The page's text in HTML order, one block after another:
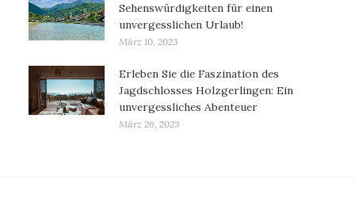
Sehenswürdigkeiten für einen
unvergesslichen Urlaub!
März 10, 2023
Erleben Sie die Faszination des
Jagdschlosses Holzgerlingen: Ein
unvergessliches Abenteuer
März 26, 2023